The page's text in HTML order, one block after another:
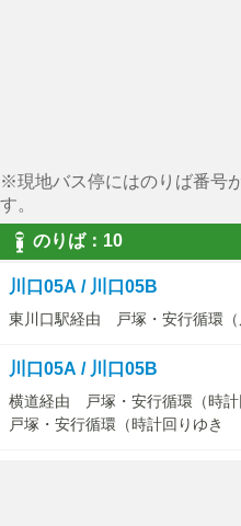
※現地バス停にはのりば番号
す。
のりば：10
川口05A / 川口05B
東川口駅経由 戸塚・安行循環（
川口05A / 川口05B
横道経由 戸塚・安行循環（時
戸塚・安行循環（時計回りゆき